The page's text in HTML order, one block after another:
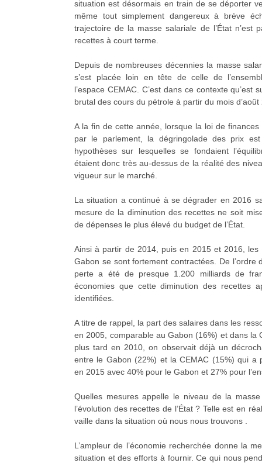
situation est désormais en train de se déporter
même tout simplement dangereux à brève
trajectoire de la masse salariale de l’État n’est
recettes à court terme.
Depuis de nombreuses décennies la masse
s’est placée loin en tête de celle de
l’espace CEMAC. C’est dans ce contexte qu’est
brutal des cours du pétrole à partir du mois d’août
A la fin de cette année, lorsque la loi de
par le parlement, la dégringolade des prix
hypothèses sur lesquelles se fondaient
étaient donc très au-dessus de la réalité des
vigueur sur le marché.
La situation a continué à se dégrader en 2016
mesure de la diminution des recettes ne soit
de dépenses le plus élevé du budget de l’État.
Ainsi à partir de 2014, puis en 2015 et 2016, les
Gabon se sont fortement contractées. De l’ordre
perte a été de presque 1.200 milliards de
économies que cette diminution des recettes
identifiées.
A titre de rappel, la part des salaires dans les
en 2005, comparable au Gabon (16%) et dans la
plus tard en 2010, on observait déjà un
entre le Gabon (22%) et la CEMAC (15%) qui a
en 2015 avec 40% pour le Gabon et 27% pour
Quelles mesures appelle le niveau de la
l’évolution des recettes de l’État ? Telle est en
vaille dans la situation où nous nous trouvons .
L’ampleur de l’économie recherchée donne la
situation et des efforts à fournir. Ce qui nous